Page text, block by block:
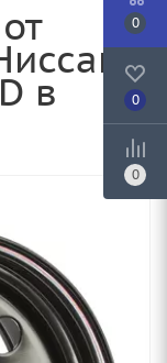
в
0
0
0